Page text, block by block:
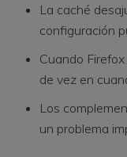
La caché
configuración
Cuando
de vez en
Los
un problema